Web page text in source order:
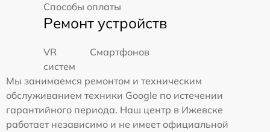
Способы оплаты
Ремонт устройств
VR
систем
Смартфонов
Мы занимаемся ремонтом и техническим
обслуживанием техники Google по истечении
гарантийного периода. Наш центр в Ижевске
работает независимо и не имеет официальной